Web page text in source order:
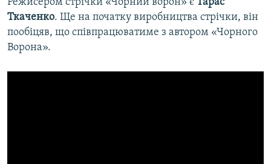
Режисером стрічки «Чорний ворон» є Тарас
Ткаченко. Ще на початку виробництва стрічки, він
пообіцяв, що співпрацюватиме з автором «Чорного
Ворона».